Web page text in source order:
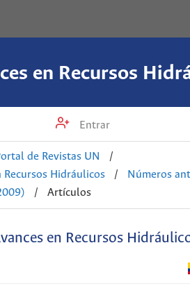
en Recursos
Entrar
de Revistas UN
/
Recursos Hidráulicos
/
Números
/ Artículos
en Recursos